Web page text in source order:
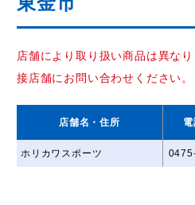
店舗により取り扱い商品は異な
接店舗にお問い合わせください。
店舗名 ・住所
ホリカワスポーツ